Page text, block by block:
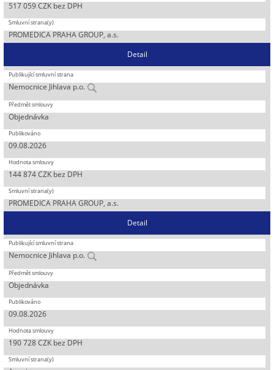
517 059 CZK bez DPH
PROMEDICA PRAHA GROUP, a.s.
Detail
Nemocnice Jihlava p.o.
Objednávka
09.08.2026
144 874 CZK bez DPH
PROMEDICA PRAHA GROUP, a.s.
Detail
Nemocnice Jihlava p.o.
Objednávka
09.08.2026
190 728 CZK bez DPH